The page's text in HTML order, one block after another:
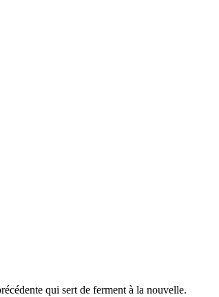
qui sert de ferment à la nouvelle.